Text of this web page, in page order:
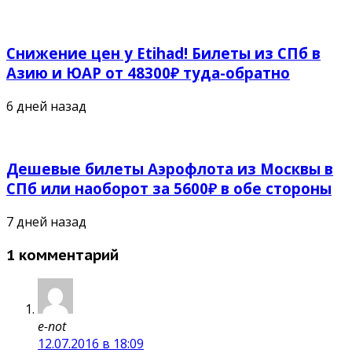
Снижение цен у Etihad! Билеты из СПб в
Азию и ЮАР от 48300₽ туда-обратно
6 дней назад
Дешевые билеты Аэрофлота из Москвы в
СПб или наоборот за 5600₽ в обе стороны
7 дней назад
1 комментарий
e-not
12.07.2016 в 18:09